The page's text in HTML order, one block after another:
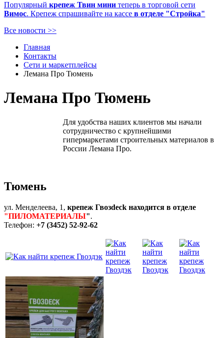
Популярный крепеж Твин мини теперь в торговой сети
Вимос. Крепеж спрашивайте на кассе в отделе "Стройка"
Все новости >>
Главная
Контакты
Сети и маркетплейсы
Лемана Про Тюмень
Лемана Про Тюмень
Для удобства наших клиентов мы начали
сотрудничество с крупнейшими
гипермаркетами строительных материалов в
России Лемана Про.
Тюмень
ул. Менделеева, 1, крепеж Гвозdeck находится в отделе
"ПИЛОМАТЕРИАЛЫ".
Телефон: +7 (3452) 52-92-62